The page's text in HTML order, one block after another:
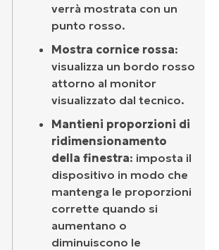
verrà mostrata con un
punto rosso.
Mostra cornice rossa:
visualizza un bordo rosso
attorno al monitor
visualizzato dal tecnico.
Mantieni proporzioni di
ridimensionamento
della finestra: imposta il
dispositivo in modo che
mantenga le proporzioni
corrette quando si
aumentano o
diminuiscono le